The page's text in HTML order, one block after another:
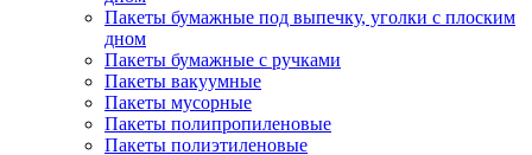
Пакеты бумажные под выпечку, уголки с плоским
дном
Пакеты бумажные с ручками
Пакеты вакуумные
Пакеты мусорные
Пакеты полипропиленовые
Пакеты полиэтиленовые